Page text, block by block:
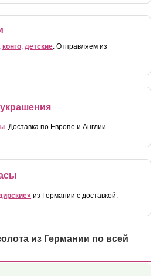
конго детские . Отправляем из
. Доставка по Европе и Англии.
из Германии с доставкой.
из Германии по всей